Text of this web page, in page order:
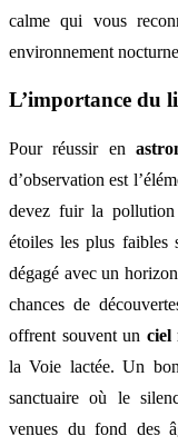
calme qui vous
environnement
L’importance du
Pour réussir en
d’observation est
devez fuir la pollution
étoiles les plus faibles
dégagé avec un
chances de
offrent souvent un ciel
la Voie lactée. Un
sanctuaire où le
venues du fond des